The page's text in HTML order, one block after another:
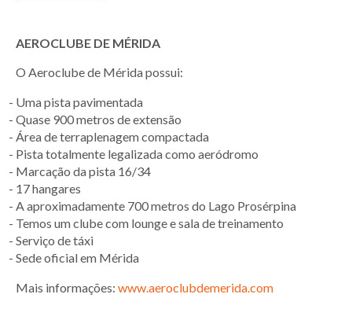
AEROCLUBE DE MÉRIDA
O Aeroclube de Mérida possui:
Uma pista pavimentada
Quase 900 metros de extensão
Área de terraplenagem compactada
Pista totalmente legalizada como aeródromo
Marcação da pista 16/34
17 hangares
A aproximadamente 700 metros do Lago Prosérpina
Temos um clube com lounge e sala de treinamento
Serviço de táxi
Sede oficial em Mérida
Mais informações: www.aeroclubdemerida.com